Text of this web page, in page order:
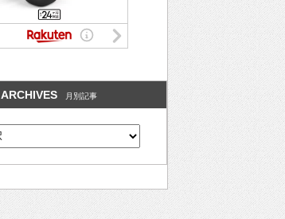
ARCHIVES 月別記事